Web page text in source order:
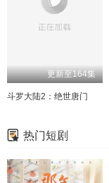
更新至164集
斗罗大陆2：绝世唐门
热门短剧